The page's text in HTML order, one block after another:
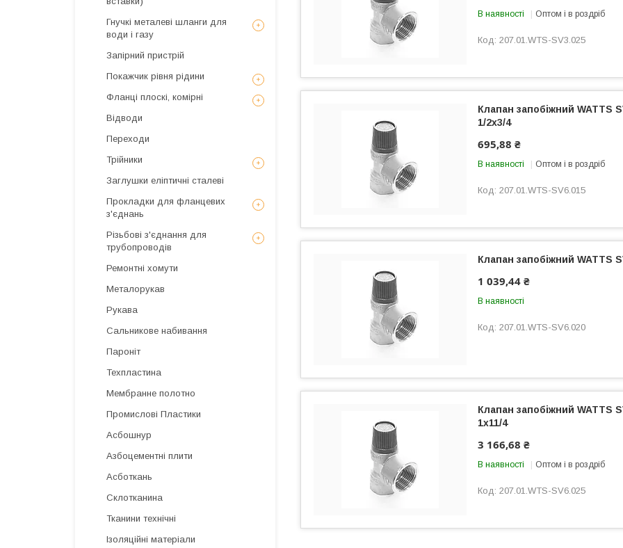
В наявності Оптом і в роздріб
207.01.WTS-SV3.025
Клапан запобіжний WATTS
1/2х3/4
695,88 ₴
В наявності Оптом і в роздріб
207.01.WTS-SV6.015
Клапан запобіжний WATTS
1 039,44 ₴
В наявності
207.01.WTS-SV6.020
Клапан запобіжний WATTS
1х11/4
3 166,68 ₴
В наявності Оптом і в роздріб
207.01.WTS-SV6.025
Гнучкі металеві шланги для
води і газу
Запірний пристрій
Покажчик рівня рідини
Фланці плоскі, комірні
Відводи
Переходи
Трійники
Заглушки еліптичні сталеві
Прокладки для фланцевих
з'єднань
Різьбові з'єднання для
трубопроводів
Ремонтні хомути
Металорукав
Рукава
Сальникове набивання
Пароніт
Техпластина
Мембранне полотно
Промислові Пластики
Асбошнур
Азбоцементні плити
Асботкань
Склотканина
Тканини технічні
Ізоляційні матеріали